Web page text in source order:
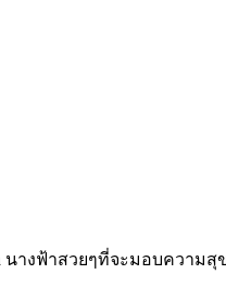
นางฟ้าสวยๆที่จะมอบความ